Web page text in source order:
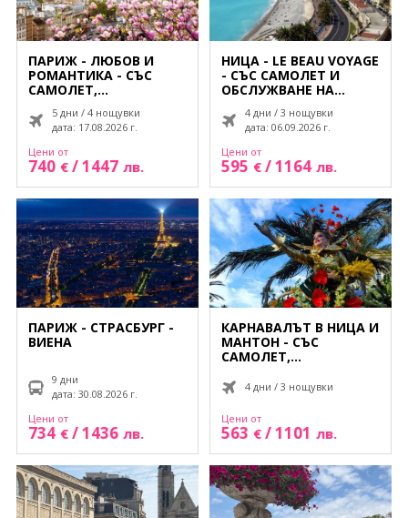
ПАРИЖ - ЛЮБОВ И
РОМАНТИКА - СЪС
САМОЛЕТ,
БЪЛГАРСКИ ЕЗИК!
ОТСТЪПКИ ЗА РАННИ
ЗАПИСВАНИЯ!
5 дни / 4 нощувки
дата: 17.08.2026 г.
Цени от
740 €/1447 лв.
НИЦА - LE BEAU VOYAGE
- СЪС САМОЛЕТ И
ОБСЛУЖВАНЕ НА
4 дни / 3 нощувки
дата: 06.09.2026 г.
Цени от
595 € /1164 лв.
ПАРИЖ - СТРАСБУРГ -
ВИЕНА
9 дни
дата: 30.08.2026 г.
Цени от
734 €/1436 лв.
КАРНАВАЛЪТ В НИЦА И
МАНТОН - СЪС
САМОЛЕТ,
БЪЛГАРСКИ ЕЗИК
4 дни / 3 нощувки
Цени от
563 € /1101 лв.